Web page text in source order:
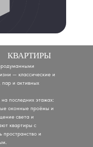
— классические и
и активных
последних этажах:
оконные проёмы и
света и
квартиры с
пространство и
КВАРТИРЫ